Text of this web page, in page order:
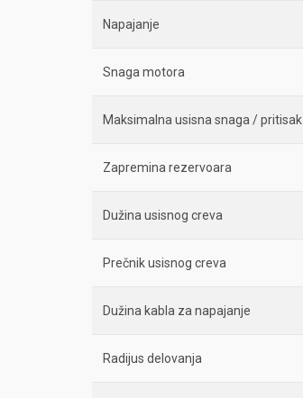
Napajanje
Snaga motora
Maksimalna usisna snaga / pritisak
Zapremina rezervoara
Dužina usisnog creva
Prečnik usisnog creva
Dužina kabla za napajanje
Radijus delovanja